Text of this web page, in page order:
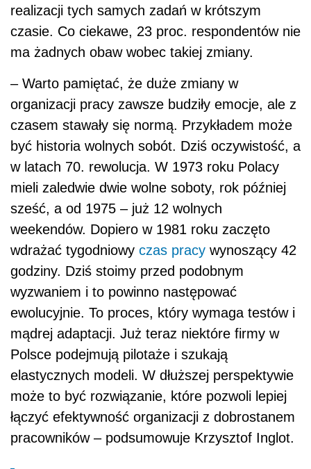
realizacji tych samych zadań w krótszym
czasie. Co ciekawe, 23 proc. respondentów nie
ma żadnych obaw wobec takiej zmiany.
– Warto pamiętać, że duże zmiany w
organizacji pracy zawsze budziły emocje, ale z
czasem stawały się normą. Przykładem może
być historia wolnych sobót. Dziś oczywistość, a
w latach 70. rewolucja. W 1973 roku Polacy
mieli zaledwie dwie wolne soboty, rok później
sześć, a od 1975 – już 12 wolnych
weekendów. Dopiero w 1981 roku zaczęto
wdrażać tygodniowy czas pracy wynoszący 42
godziny. Dziś stoimy przed podobnym
wyzwaniem i to powinno następować
ewolucyjnie. To proces, który wymaga testów i
mądrej adaptacji. Już teraz niektóre firmy w
Polsce podejmują pilotaże i szukają
elastycznych modeli. W dłuższej perspektywie
może to być rozwiązanie, które pozwoli lepiej
łączyć efektywność organizacji z dobrostanem
pracowników – podsumowuje Krzysztof Inglot.